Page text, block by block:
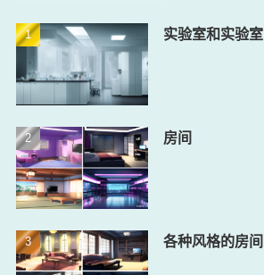
实验室和实验室
房间
各种风格的房间